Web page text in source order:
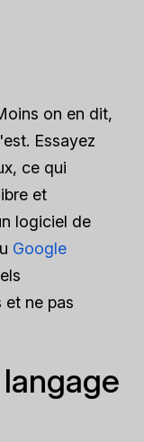
on en dit,
Essayez
ce qui
et
logiciel de
Google
ne pas